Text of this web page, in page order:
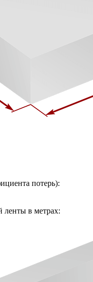
потерь):
ленты в метрах: